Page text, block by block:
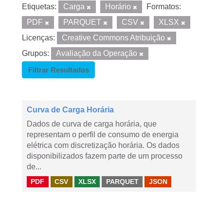
Etiquetas: Carga Horário
Formatos:
PDF
PARQUET CSV
XLSX
Licenças:
Creative Commons Atribuição
Grupos:
Avaliação da Operação
Filtrar Resultados
Curva de Carga Horária
Dados de curva de carga horária, que
representam o perfil de consumo de energia
elétrica com discretização horária. Os dados
disponibilizados fazem parte de um processo
de...
PDF CSV XLSX PARQUET JSON